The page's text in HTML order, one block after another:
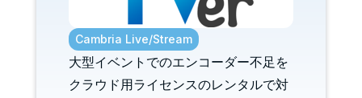
Cambria Live/Stream
大型イベントでのエンコーダー不足を
クラウド用ライセンスのレンタルで対